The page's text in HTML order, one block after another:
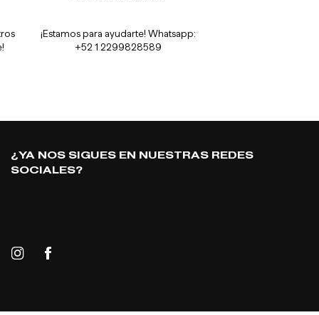
¡Estamos para ayudarte! Whatsapp:
+52 1 2299828589
¿YA NOS SIGUES EN NUESTRAS REDES
SOCIALES?
InstagramFacebook